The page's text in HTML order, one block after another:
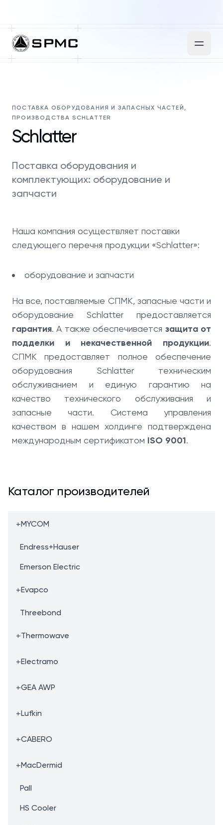
ПОСТАВКА ОБОРУДОВАНИЯ И ЗАПАСНЫХ ЧАСТЕЙ,
ПРОИЗВОДСТВА SCHLATTER
Schlatter
Поставка оборудования и
комплектующих: оборудование и
запчасти
Наша компания осуществляет поставки
следующего перечня продукции «Schlatter»:
оборудование и запчасти
На все, поставляемые СПМК, запасные части и
оборудование Schlatter предоставляется
гарантия. А также обеспечивается защита от
подделки и некачественной продукции.
СПМК предоставляет полное обеспечение
оборудования Schlatter техническим
обслуживанием и единую гарантию на
качество технического обслуживания и
запасные части. Система управления
качеством в нашем холдинге подтверждена
международным сертификатом ISO 9001.
Каталог производителей
+MYCOM
Endress+Hauser
Emerson Electric
+Evapco
Threebond
+Thermowave
+Electramo
+GEA AWP
+Lufkin
+CABERO
+MacDermid
Pall
HS Cooler